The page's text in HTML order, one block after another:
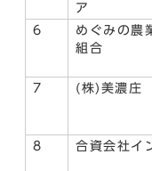
ア
6
めぐみの農
組合
7
(株)美濃庄
8
合資会社イ